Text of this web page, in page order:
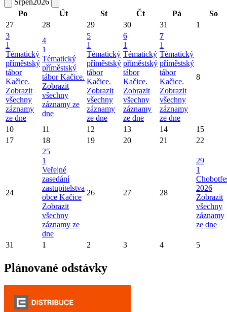
Srpen2026
Po
Út St Čt Pá
So
27
28 29 30 31
1
3
1
Tématický
příměstský
tábor
Kačice.
Zobrazit
všechny
záznamy
ze dne
4
1
Tématický
příměstský
tábor Kačice.
Zobrazit
všechny
záznamy ze
dne
5
1
Tématický
příměstský
tábor
Kačice.
Zobrazit
všechny
záznamy
ze dne
6
1
Tématický
příměstský
tábor
Kačice.
Zobrazit
všechny
záznamy
ze dne
7
1
Tématický
příměstský
tábor
Kačice.
Zobrazit
všechny
záznamy
ze dne
8
10 11 12 13 14
15
17
18 19 20 21 22
24
25
1
Veřejné
zasedání
zastupitelstva
obce Kačice
Zobrazit
všechny
záznamy ze
dne
26 27 28
29
1
2026
Zobrazit
všechny
záznamy
ze dne
31 1 2 3 4 5
Plánované odstávky